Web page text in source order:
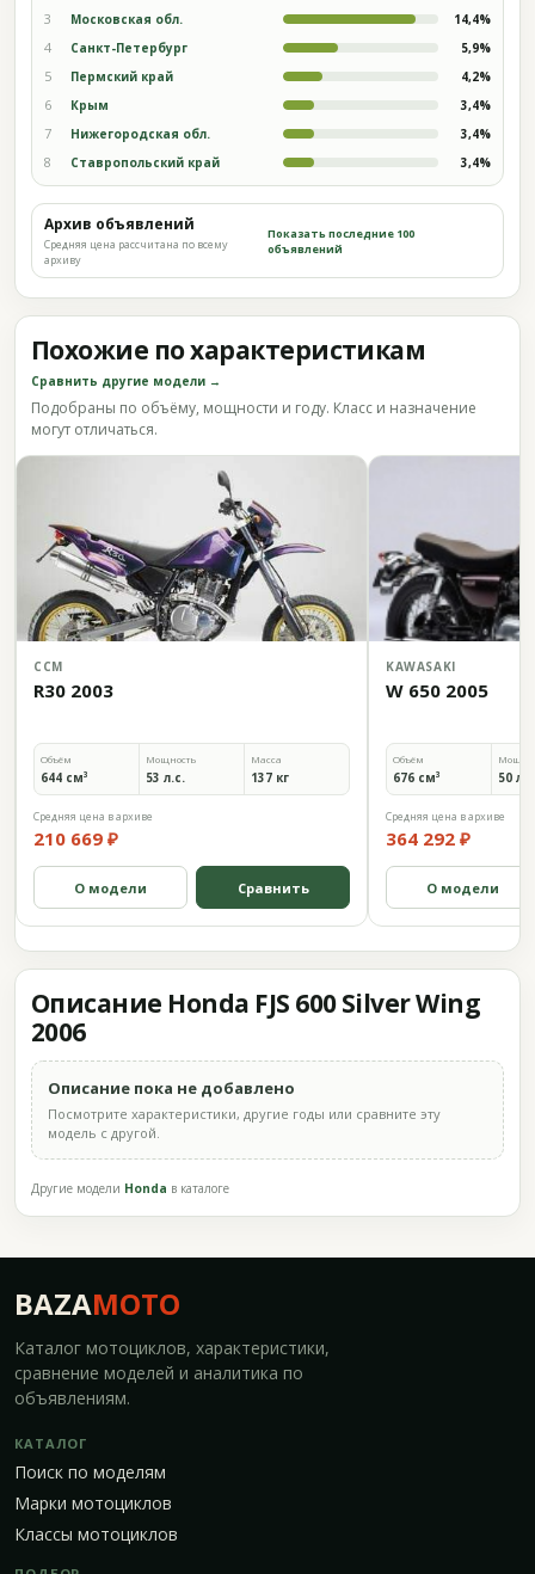
3 Московская обл. 14,4%
4 Санкт-Петербург 5,9%
5 Пермский край 4,2%
6 Крым 3,4%
7 Нижегородская обл. 3,4%
8 Ставропольский край 3,4%
Архив объявлений
Средняя цена рассчитана по всему
архиву
Показать последние 100
объявлений
Похожие по характеристикам
Сравнить другие модели →
Подобраны по объёму, мощности и году. Класс и назначение
могут отличаться.
CCM
R30 2003
Объём
644 см³
Мощность
53 л.с.
Масса
137 кг
Средняя цена в архиве
210 669 ₽
О модели Сравнить
KAWASAKI
W 650 2005
Объём
676 см³ 50
Средняя цена в архиве
364 292 ₽
О модели
Описание Honda FJS 600 Silver Wing
2006
Описание пока не добавлено
Посмотрите характеристики, другие годы или сравните эту
модель с другой.
Другие модели Honda в каталоге
BAZAMOTO
Каталог мотоциклов, характеристики,
сравнение моделей и аналитика по
объявлениям.
КАТАЛОГ
Поиск по моделям
Марки мотоциклов
Классы мотоциклов